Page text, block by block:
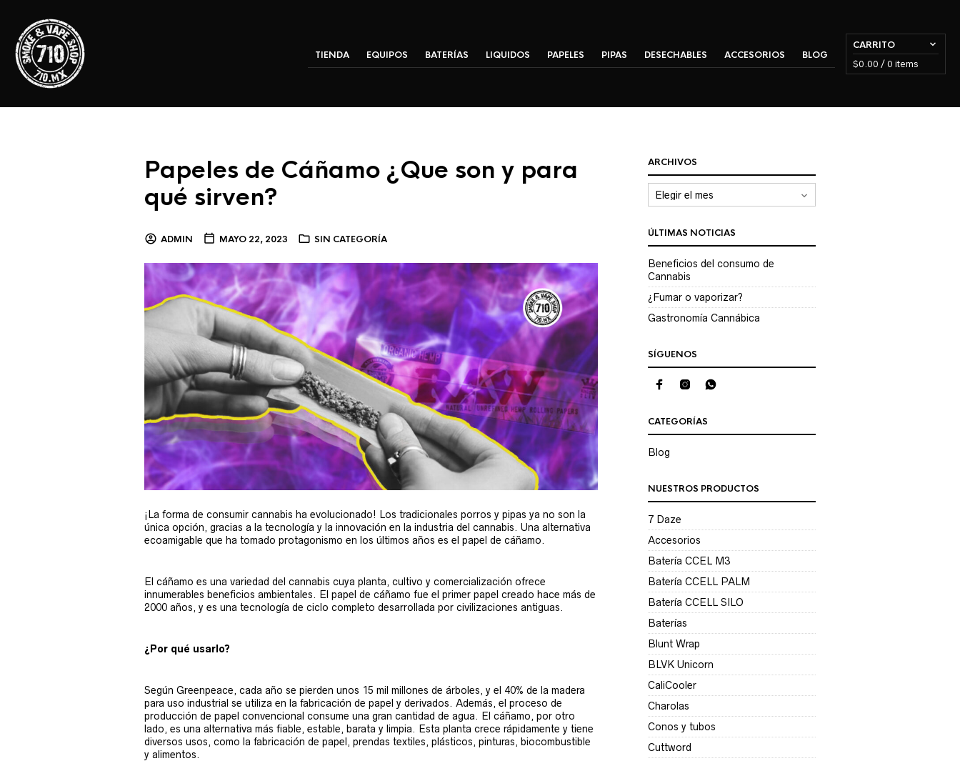
TIENDA EQUIPOS BATERÍAS LIQUIDOS PAPELES PIPAS DESECHABLES ACCESORIOS BLOG
CARRITO
$0.00 / 0 items
Papeles de Cáñamo ¿Que son y para
qué sirven?
ADMIN MAYO 22, 2023 SIN CATEGORÍA
¡La forma de consumir cannabis ha evolucionado! Los tradicionales porros y pipas ya no son la
única opción, gracias a la tecnología y la innovación en la industria del cannabis. Una alternativa
ecoamigable que ha tomado protagonismo en los últimos años es el papel de cáñamo.
El cáñamo es una variedad del cannabis cuya planta, cultivo y comercialización ofrece
innumerables beneficios ambientales. El papel de cáñamo fue el primer papel creado hace más de
2000 años, y es una tecnología de ciclo completo desarrollada por civilizaciones antiguas.
¿Por qué usarlo?
Según Greenpeace, cada año se pierden unos 15 mil millones de árboles, y el 40% de la madera
para uso industrial se utiliza en la fabricación de papel y derivados. Además, el proceso de
producción de papel convencional consume una gran cantidad de agua. El cáñamo, por otro
lado, es una alternativa más fiable, estable, barata y limpia. Esta planta crece rápidamente y tiene
diversos usos, como la fabricación de papel, prendas textiles, plásticos, pinturas, biocombustible
y alimentos.
ARCHIVOS
Archivos
ÚLTIMAS NOTICIAS
Beneficios del consumo de
Cannabis
¿Fumar o vaporizar?
Gastronomía Cannábica
SÍGUENOS
CATEGORÍAS
Blog
NUESTROS PRODUCTOS
7 Daze
Accesorios
Batería CCEL M3
Batería CCELL PALM
Batería CCELL SILO
Baterías
Blunt Wrap
BLVK Unicorn
CaliCooler
Charolas
Conos y tubos
Cuttword